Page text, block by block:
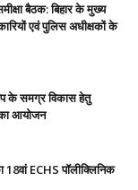
बैठक: बिहार के मुख्य
एवं पुलिस अधीक्षकों के
के समग्र विकास हेतु
का आयोजन
18वां ECHS पॉलीक्लिनिक